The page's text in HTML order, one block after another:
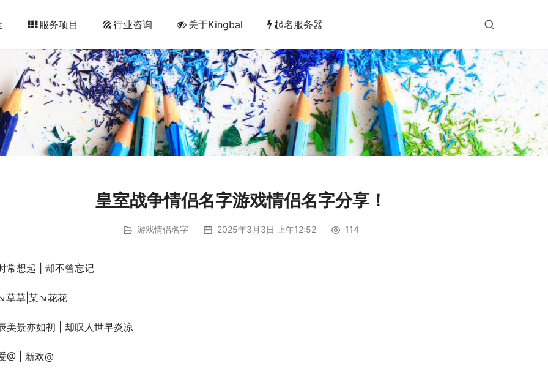
服务项目 行业咨询 关于Kingbal 起名服务器
皇室战争情侣名字游戏情侣名字分享！
游戏情侣名字 2025年3月3日 上午12:52 114
常想起 | 却不曾忘记
草草|某↘花花
美景亦如初 | 却叹人世早炎凉
@ | 新欢@